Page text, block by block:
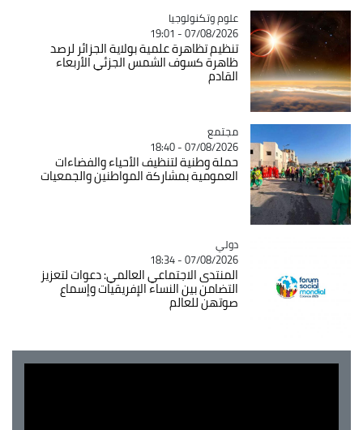
Catégorie
علوم وتكنولوجيا
07/08/2026 - 19:01
تنظيم تظاهرة علمية بولاية الجزائر لرصد
ظاهرة كسوف الشمس الجزئي الأربعاء
القادم
Catégorie
مجتمع
07/08/2026 - 18:40
حملة وطنية لتنظيف الأحياء والفضاءات
العمومية بمشاركة المواطنين والجمعيات
Catégorie
دولي
07/08/2026 - 18:34
المنتدى الاجتماعي العالمي: دعوات لتعزيز
التضامن بين النساء الإفريقيات وإسماع
صوتهن للعالم